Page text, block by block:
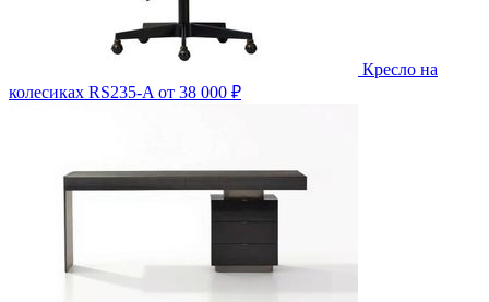
Кресло на
колесиках RS235-A от 38 000 ₽